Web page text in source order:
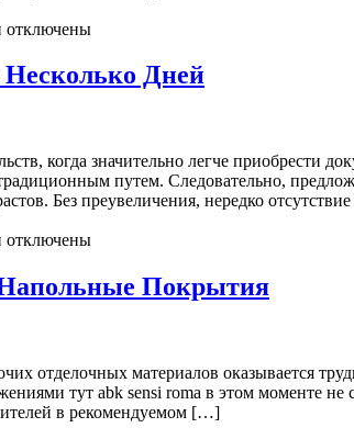
отключены
Дней
когда значительно легче приобрести
путем. Следовательно,
Без преувеличения, нередко
отключены
Покрытия
отделочных материалов оказывается
тут abk sensi roma в этом моменте
в рекомендуемом […]